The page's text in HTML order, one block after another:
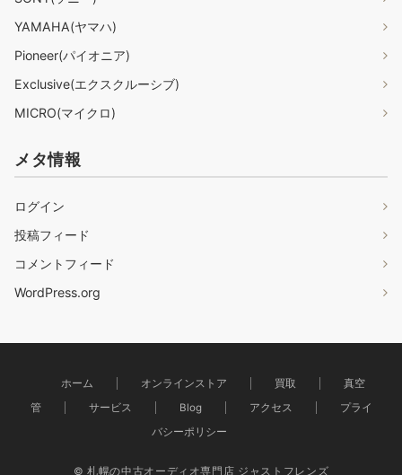
YAMAHA(ヤマハ)
Pioneer(パイオニア)
Exclusive(エクスクルーシブ)
MICRO(マイクロ)
メタ情報
ログイン
投稿フィード
コメントフィード
WordPress.org
ホーム オンラインストア 買取
真空
管
サービス Blog アクセス
プライ
バシーポリシー
© 札幌の中古オーディオ専門店 ジャストフレンズ